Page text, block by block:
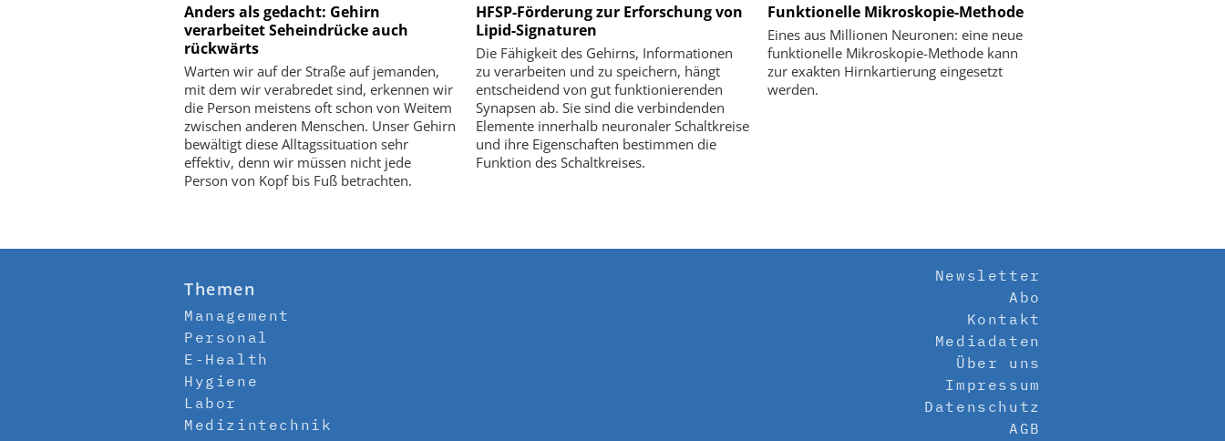
Anders als gedacht: Gehirn
verarbeitet Seheindrücke auch
rückwärts
Warten wir auf der Straße auf jemanden,
mit dem wir verabredet sind, erkennen wir
die Person meistens oft schon von Weitem
zwischen anderen Menschen. Unser Gehirn
bewältigt diese Alltagssituation sehr
effektiv, denn wir müssen nicht jede
Person von Kopf bis Fuß betrachten.
HFSP-Förderung zur Erforschung von
Lipid-Signaturen
Die Fähigkeit des Gehirns, Informationen
zu verarbeiten und zu speichern, hängt
entscheidend von gut funktionierenden
Synapsen ab. Sie sind die verbindenden
Elemente innerhalb neuronaler Schaltkreise
und ihre Eigenschaften bestimmen die
Funktion des Schaltkreises.
Funktionelle Mikroskopie-Methode
Eines aus Millionen Neuronen: eine neue
funktionelle Mikroskopie-Methode kann
zur exakten Hirnkartierung eingesetzt
werden.
Themen
Management
Personal
E-Health
Hygiene
Labor
Medizintechnik
Newsletter
Abo
Kontakt
Mediadaten
Über uns
Impressum
Datenschutz
AGB